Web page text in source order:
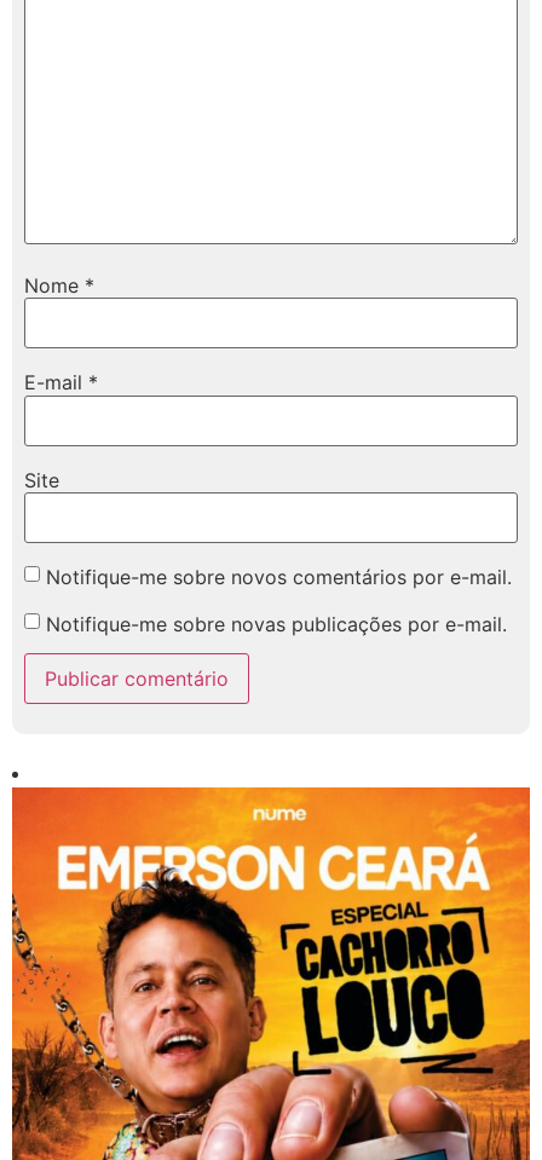
Nome *
E-mail *
Site
Notifique-me sobre novos comentários por e-mail.
Notifique-me sobre novas publicações por e-mail.